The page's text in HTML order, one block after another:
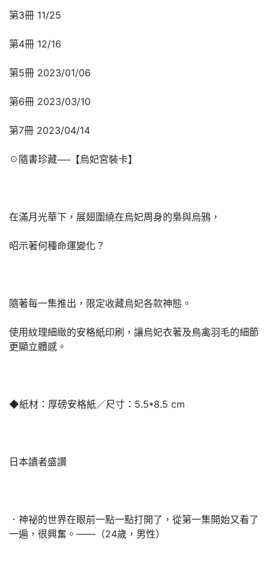
第3冊 11/25
第4冊 12/16
第5冊 2023/01/06
第6冊 2023/03/10
第7冊 2023/04/14
☉隨書珍藏──【烏妃宮裝卡】
在滿月光華下，展翅圍繞在烏妃周身的梟與烏鴉，
昭示著何種命運變化？
隨著每一集推出，限定收藏烏妃各款神態。
使用紋理細緻的安格紙印刷，讓烏妃衣著及鳥禽羽毛的細節
更顯立體感。
◆紙材：厚磅安格紙／尺寸：5.5*8.5 cm
日本讀者盛讚
．神祕的世界在眼前一點一點打開了，從第一集開始又看了
一遍，很興奮。——（24歲，男性）